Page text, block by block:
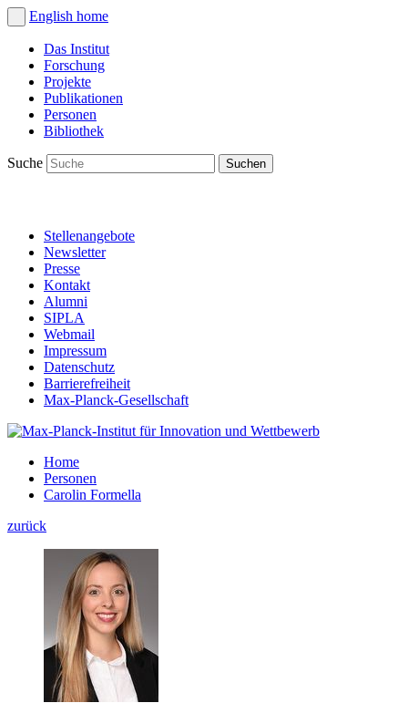
English home
Das Institut
Forschung
Projekte
Publikationen
Personen
Bibliothek
Suche
Stellenangebote
Newsletter
Presse
Kontakt
Alumni
SIPLA
Webmail
Impressum
Datenschutz
Barrierefreiheit
Max-Planck-Gesellschaft
Home
Personen
Carolin Formella
zurück